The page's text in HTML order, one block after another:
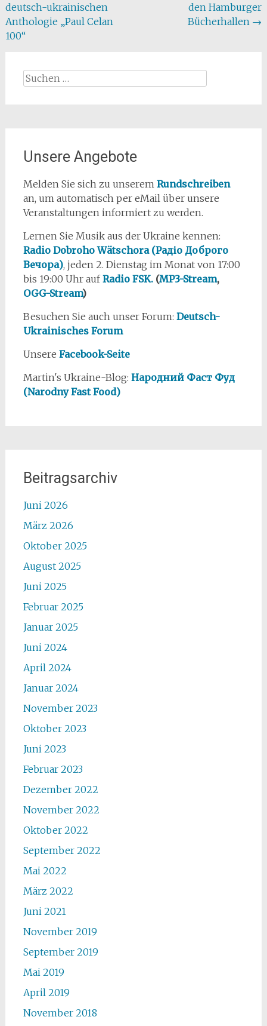
deutsch-ukrainischen
Anthologie „Paul Celan
100“
den Hamburger
Bücherhallen →
Suchen
nach:
Unsere Angebote
Melden Sie sich zu unserem Rundschreiben
an, um automatisch per eMail über unsere
Veranstaltungen informiert zu werden.
Lernen Sie Musik aus der Ukraine kennen:
Radio Dobroho Wätschora (Радіо Доброго
Вечора), jeden 2. Dienstag im Monat von 17:00
bis 19:00 Uhr aufRadio FSK.(MP3-Stream,
OGG-Stream)
Besuchen Sie auch unser Forum: Deutsch-
Ukrainisches Forum
Unsere Facebook-Seite
Martin's Ukraine-Blog: Народний Фаст Фуд
(Narodny Fast Food)
Beitragsarchiv
Juni 2026
März 2026
Oktober 2025
August 2025
Juni 2025
Februar 2025
Januar 2025
Juni 2024
April 2024
Januar 2024
November 2023
Oktober 2023
Juni 2023
Februar 2023
Dezember 2022
November 2022
Oktober 2022
September 2022
Mai 2022
März 2022
Juni 2021
November 2019
September 2019
Mai 2019
April 2019
November 2018